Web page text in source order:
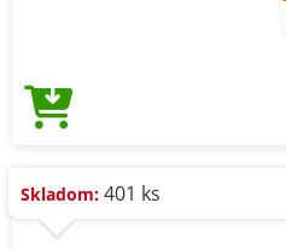
Skladom: 401 ks